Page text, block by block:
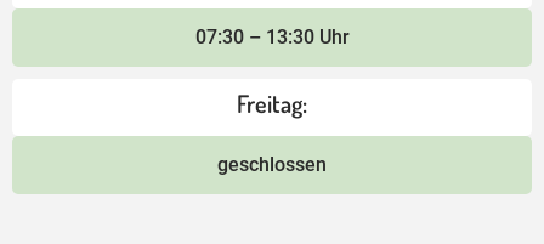
07:30 – 13:30 Uhr
Freitag:
geschlossen